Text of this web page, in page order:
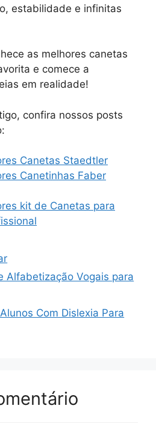
estabilidade e infinitas
as melhores canetas
e comece a
em realidade!
confira nossos posts
Canetas Staedtler
Canetinhas Faber
kit de Canetas para
Alfabetização Vogais para
Com Dislexia Para